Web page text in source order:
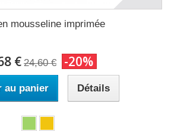
mousseline imprimée
€ 24,60 € -20%
au panier Détails